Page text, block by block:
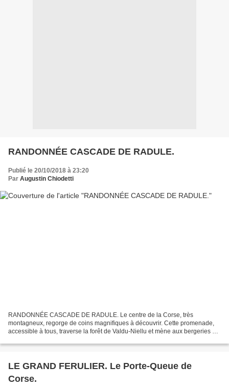
RANDONNÉE CASCADE DE RADULE.
Publié le 20/10/2018 à 23:20
Par Augustin Chiodetti
RANDONNÉE CASCADE DE RADULE. Le centre de la Corse, très
montagneux, regorge de coins magnifiques à découvrir. Cette promenade,
accessible à tous, traverse la forêt de Valdu-Niellu et mène aux bergeries de
LE GRAND FERULIER. Le Porte-Queue de
Corse.